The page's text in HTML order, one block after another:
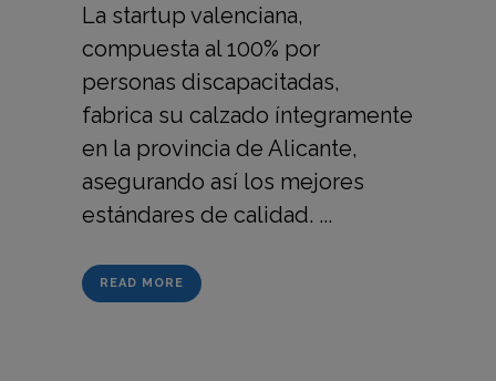
La startup valenciana,
compuesta al 100% por
personas discapacitadas,
fabrica su calzado íntegramente
en la provincia de Alicante,
asegurando así los mejores
estándares de calidad. ...
READ MORE